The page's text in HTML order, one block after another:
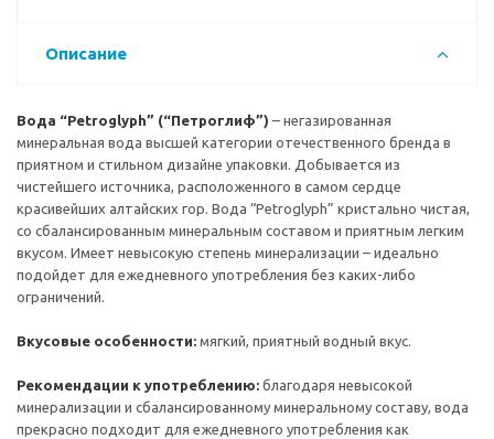
Описание
Вода “Petroglyph” (“Петроглиф”) – негазированная
минеральная вода высшей категории отечественного бренда в
приятном и стильном дизайне упаковки. Добывается из
чистейшего источника, расположенного в самом сердце
красивейших алтайских гор. Вода “Petroglyph” кристально чистая,
со сбалансированным минеральным составом и приятным легким
вкусом. Имеет невысокую степень минерализации – идеально
подойдет для ежедневного употребления без каких-либо
ограничений.
Вкусовые особенности: мягкий, приятный водный вкус.
Рекомендации к употреблению: благодаря невысокой
минерализации и сбалансированному минеральному составу, вода
прекрасно подходит для ежедневного употребления как